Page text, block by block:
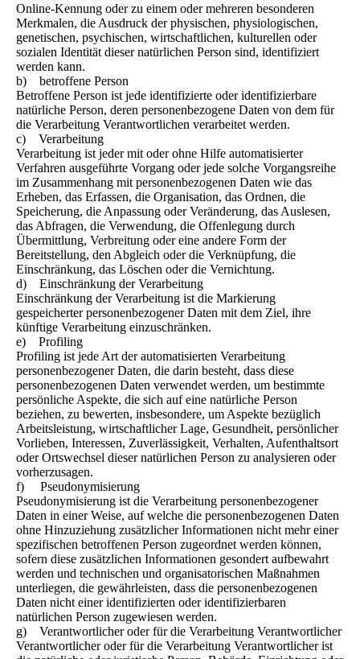
Online-Kennung oder zu einem oder mehreren besonderen
Merkmalen, die Ausdruck der physischen, physiologischen,
genetischen, psychischen, wirtschaftlichen, kulturellen oder
sozialen Identität dieser natürlichen Person sind, identifiziert
werden kann.
b) betroffene Person
Betroffene Person ist jede identifizierte oder identifizierbare
natürliche Person, deren personenbezogene Daten von dem für
die Verarbeitung Verantwortlichen verarbeitet werden.
c) Verarbeitung
Verarbeitung ist jeder mit oder ohne Hilfe automatisierter
Verfahren ausgeführte Vorgang oder jede solche Vorgangsreihe
im Zusammenhang mit personenbezogenen Daten wie das
Erheben, das Erfassen, die Organisation, das Ordnen, die
Speicherung, die Anpassung oder Veränderung, das Auslesen,
das Abfragen, die Verwendung, die Offenlegung durch
Übermittlung, Verbreitung oder eine andere Form der
Bereitstellung, den Abgleich oder die Verknüpfung, die
Einschränkung, das Löschen oder die Vernichtung.
d) Einschränkung der Verarbeitung
Einschränkung der Verarbeitung ist die Markierung
gespeicherter personenbezogener Daten mit dem Ziel, ihre
künftige Verarbeitung einzuschränken.
e) Profiling
Profiling ist jede Art der automatisierten Verarbeitung
personenbezogener Daten, die darin besteht, dass diese
personenbezogenen Daten verwendet werden, um bestimmte
persönliche Aspekte, die sich auf eine natürliche Person
beziehen, zu bewerten, insbesondere, um Aspekte bezüglich
Arbeitsleistung, wirtschaftlicher Lage, Gesundheit, persönlicher
Vorlieben, Interessen, Zuverlässigkeit, Verhalten, Aufenthaltsort
oder Ortswechsel dieser natürlichen Person zu analysieren oder
vorherzusagen.
f) Pseudonymisierung
Pseudonymisierung ist die Verarbeitung personenbezogener
Daten in einer Weise, auf welche die personenbezogenen Daten
ohne Hinzuziehung zusätzlicher Informationen nicht mehr einer
spezifischen betroffenen Person zugeordnet werden können,
sofern diese zusätzlichen Informationen gesondert aufbewahrt
werden und technischen und organisatorischen Maßnahmen
unterliegen, die gewährleisten, dass die personenbezogenen
Daten nicht einer identifizierten oder identifizierbaren
natürlichen Person zugewiesen werden.
g) Verantwortlicher oder für die Verarbeitung Verantwortlicher
Verantwortlicher oder für die Verarbeitung Verantwortlicher ist